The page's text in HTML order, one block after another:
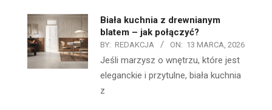
Biała kuchnia z drewnianym
blatem – jak połączyć?
BY: REDAKCJA ON: 13 MARCA, 2026
Jeśli marzysz o wnętrzu, które jest
eleganckie i przytulne, biała kuchnia
z